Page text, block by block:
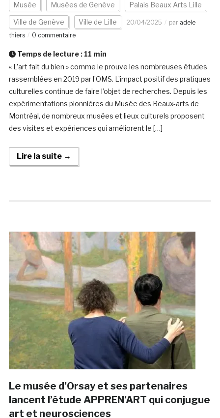
Musée Musées de Genève Palais Beaux Arts Lille
Ville de Genève Ville de Lille 20/04/2025 par adele
thiers
0 commentaire
Temps de lecture : 11 min
« L’art fait du bien » comme le prouve les nombreuses études
rassemblées en 2019 par l’OMS. L’impact positif des pratiques
culturelles continue de faire l’objet de recherches. Depuis les
expérimentations pionnières du Musée des Beaux-arts de
Montréal, de nombreux musées et lieux culturels proposent
des visites et expériences qui améliorent le […]
Lire la suite →
Le musée d’Orsay et ses partenaires
lancent l’étude APPREN’ART qui conjugue
art et neurosciences